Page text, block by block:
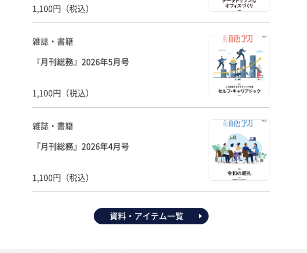
1,100円（税込）
雑誌・書籍
『月刊総務』2026年5月号
1,100円（税込）
雑誌・書籍
『月刊総務』2026年4月号
1,100円（税込）
資料・アイテム一覧
へ